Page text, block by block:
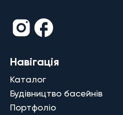
Навігація
Каталог
Будівництво басейнів
Портфоліо